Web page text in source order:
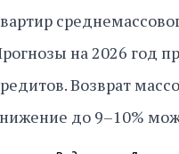
на 2026 год
Возврат
до 9–10%